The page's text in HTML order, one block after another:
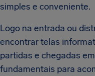
simples e conveniente.
Logo na entrada ou
encontrar telas
partidas e chegadas
fundamentais para